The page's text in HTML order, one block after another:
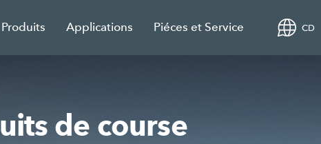
Produits Applications Piéces et Service CD
de course